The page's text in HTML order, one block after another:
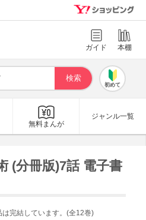
ガイド 本棚
初めて
無料まんが
ジャンル一覧
(分冊版)7話 電子書
は完結しています。(全12巻)